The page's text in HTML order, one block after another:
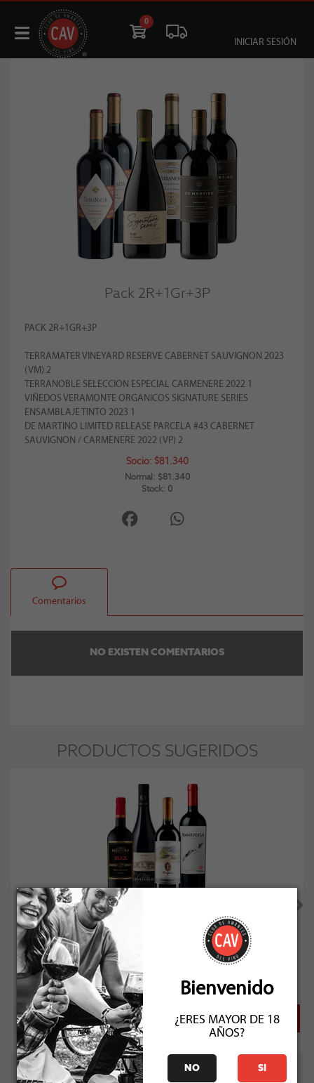
0
INICIAR SESIÓN
Pack 2R+1Gr+3P
PACK 2R+1GR+3P
TERRAMATER VINEYARD RESERVE CABERNET SAUVIGNON 2023
(VM) 2
TERRANOBLE SELECCION ESPECIAL CARMENERE 2022 1
VIÑEDOS VERAMONTE ORGANICOS SIGNATURE SERIES
ENSAMBLAJE TINTO 2023 1
DE MARTINO LIMITED RELEASE PARCELA #43 CABERNET
SAUVIGNON / CARMENERE 2022 (VP) 2
Socio: $81.340
Normal: $81.340
Stock: 0
Comentarios
NO EXISTEN COMENTARIOS
PRODUCTOS SUGERIDOS
Pack 4 Vinos Variedad #2
Stock: 50+
Bienvenido
¿ERES MAYOR DE 18
AÑOS?
NO SI